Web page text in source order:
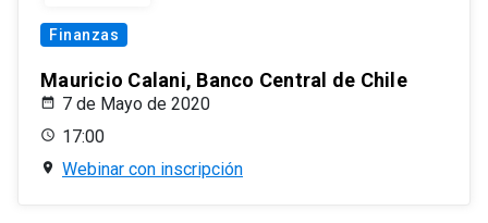
Finanzas
Mauricio Calani, Banco Central de Chile
7 de Mayo de 2020
17:00
Webinar con inscripción